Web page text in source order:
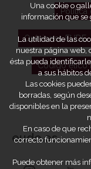
Opiniones EUDE
Código ético
eude.es
Una cookie o
información que se
La utilidad de las
nuestra página web,
ésta pueda
a sus hábitos
Las cookies
borradas, según
disponibles en la
En caso de que
correcto
Puede obtener más